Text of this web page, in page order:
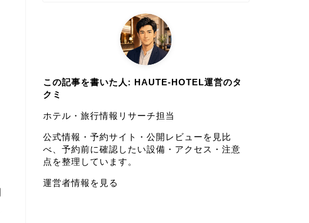
この記事を書いた人: HAUTE-HOTEL運営のタ
クミ
ホテル・旅行情報リサーチ担当
公式情報・予約サイト・公開レビューを見比
べ、予約前に確認したい設備・アクセス・注意
点を整理しています。
運営者情報を見る